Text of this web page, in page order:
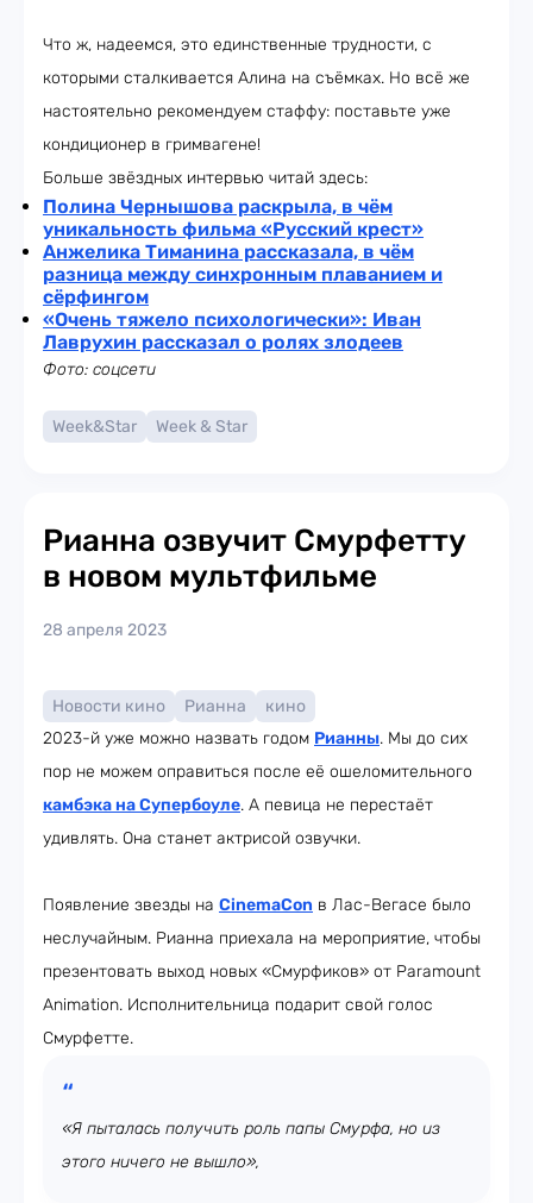
Что ж, надеемся, это единственные трудности, с
которыми сталкивается Алина на съёмках. Но всё же
настоятельно рекомендуем стаффу: поставьте уже
кондиционер в гримвагене!
Больше звёздных интервью читай здесь:
Полина Чернышова раскрыла, в чём
уникальность фильма «Русский крест»
Анжелика Тиманина рассказала, в чём
разница между синхронным плаванием и
сёрфингом
«Очень тяжело психологически»: Иван
Лаврухин рассказал о ролях злодеев
Фото: соцсети
Week&Star Week & Star
Рианна озвучит Смурфетту
в новом мультфильме
28 апреля 2023
Новости кино Рианна
кино
2023-й уже можно назвать годом Рианны. Мы до сих
пор не можем оправиться после её ошеломительного
камбэканаСупербоуле. А певица не перестаёт
удивлять. Она станет актрисой озвучки.
Появление звезды на CinemaCon в Лас-Вегасе было
неслучайным. Рианна приехала на мероприятие, чтобы
презентовать выход новых «Смурфиков» от Paramount
Animation. Исполнительница подарит свой голос
Смурфетте.
«Я пыталась получить роль папы Смурфа, но из
этого ничего не вышло»,